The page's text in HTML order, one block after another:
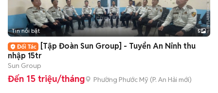
Tin nổi bật 5
[Tập Đoàn Sun Group] - Tuyển An Ninh thu
nhập 15tr
Sun Group
Đến 15 triệu/tháng Phường Phước Mỹ (P. An Hải mới)